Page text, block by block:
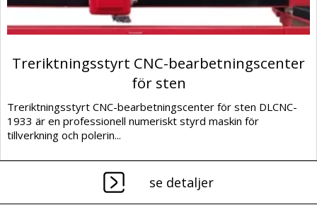
Treriktningsstyrt CNC-bearbetningscenter
för sten
Treriktningsstyrt CNC-bearbetningscenter för sten DLCNC-
1933 är en professionell numeriskt styrd maskin för
tillverkning och polerin...
se detaljer